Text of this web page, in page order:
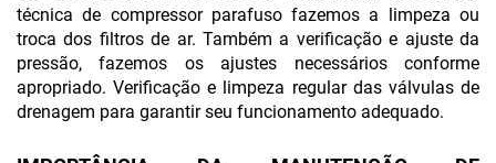
técnica de compressor parafuso fazemos a limpeza ou
troca dos filtros de ar. Também a verificação e ajuste da
pressão, fazemos os ajustes necessários conforme
apropriado. Verificação e limpeza regular das válvulas de
drenagem para garantir seu funcionamento adequado.